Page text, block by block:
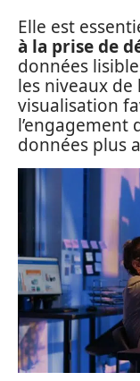
Elle est
à la prise de
données
les niveaux de
visualisation
l’engagement
données plus